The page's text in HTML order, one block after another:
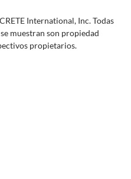
International, Inc. Todas
muestran son propiedad
propietarios.